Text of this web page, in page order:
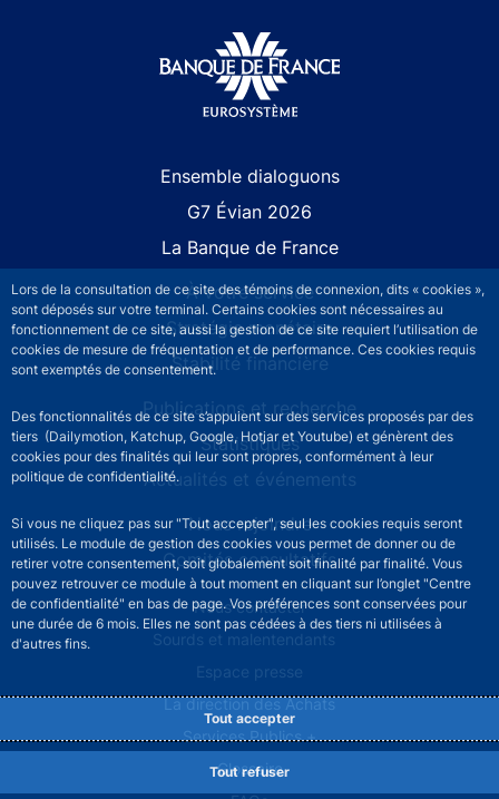
Lors de la consultation de ce site des témoins de connexion, dits « cookies »,
sont déposés sur votre terminal. Certains cookies sont nécessaires au
fonctionnement de ce site, aussi la gestion de ce site requiert l’utilisation de
cookies de mesure de fréquentation et de performance. Ces cookies requis
sont exemptés de consentement.
Des fonctionnalités de ce site s’appuient sur des services proposés par des
tiers (Dailymotion, Katchup, Google, Hotjar et Youtube) et génèrent des
cookies pour des finalités qui leur sont propres, conformément à leur
politique de confidentialité.
Si vous ne cliquez pas sur "Tout accepter", seul les cookies requis seront
utilisés. Le module de gestion des cookies vous permet de donner ou de
retirer votre consentement, soit globalement soit finalité par finalité. Vous
pouvez retrouver ce module à tout moment en cliquant sur l’onglet "Centre
de confidentialité" en bas de page. Vos préférences sont conservées pour
une durée de 6 mois. Elles ne sont pas cédées à des tiers ni utilisées à
d'autres fins.
Tout accepter
Tout refuser
Ensemble dialoguons
G7 Évian 2026
La Banque de France
À votre service
Stratégie monétaire
Stabilité financière
Publications et recherche
Statistiques
Actualités et événements
Nous rejoindre
Comités consultatifs
Footer secondary menuNous contacter
Sourds et malentendants
Espace presse
La direction des Achats
Services Publics +
Glossaire